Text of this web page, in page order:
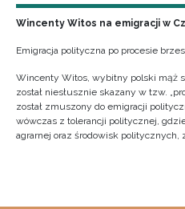
Wincenty Witos na emigracji w
Emigracja polityczna po procesie
Wincenty Witos, wybitny polski mąż
został niesłusznie skazany w tzw.
został zmuszony do emigracji
wówczas z tolerancji politycznej,
agrarnej oraz środowisk